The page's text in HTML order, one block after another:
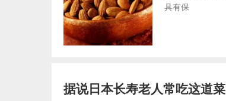
具有保
据说日本长寿老人常吃这道菜